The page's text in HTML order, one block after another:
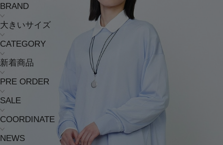
BRAND
大きいサイズ
CATEGORY
新着商品
PRE ORDER
SALE
COORDINATE
NEWS